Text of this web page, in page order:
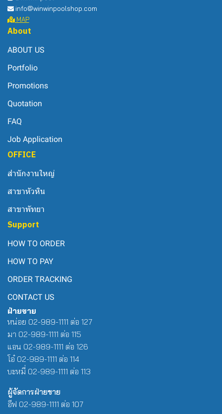
info@winwinpoolshop.com
MAP
About
ABOUT US
Portfolio
Promotions
Quotation
FAQ
Job Application
OFFICE
สำนักงานใหญ่
สาขาหัวหิน
สาขาพัทยา
Support
HOW TO ORDER
HOW TO PAY
ORDER TRACKING
CONTACT US
ฝ่ายขาย
หน่อย 02-989-1111 ต่อ 127
มา 02-989-1111 ต่อ 115
แอน 02-989-1111 ต่อ 126
โอ๋ 02-989-1111 ต่อ 114
บะหมี่ 02-989-1111 ต่อ 113
ผู้จัดการฝ่ายขาย
อีฟ 02-989-1111 ต่อ 107